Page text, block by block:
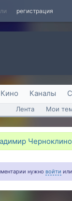
регистрация
Кино Каналы
Лента Мои
нужно войти или